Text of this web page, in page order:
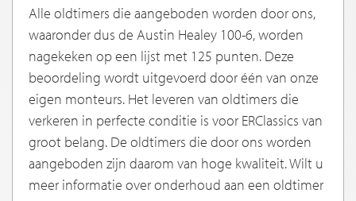
Alle oldtimers die aangeboden worden door ons,
waaronder dus de Austin Healey 100-6, worden
nagekeken op een lijst met 125 punten. Deze
beoordeling wordt uitgevoerd door één van onze
eigen monteurs. Het leveren van oldtimers die
verkeren in perfecte conditie is voor ERClassics van
groot belang. De oldtimers die door ons worden
aangeboden zijn daarom van hoge kwaliteit. Wilt u
meer informatie over onderhoud aan een oldtimer